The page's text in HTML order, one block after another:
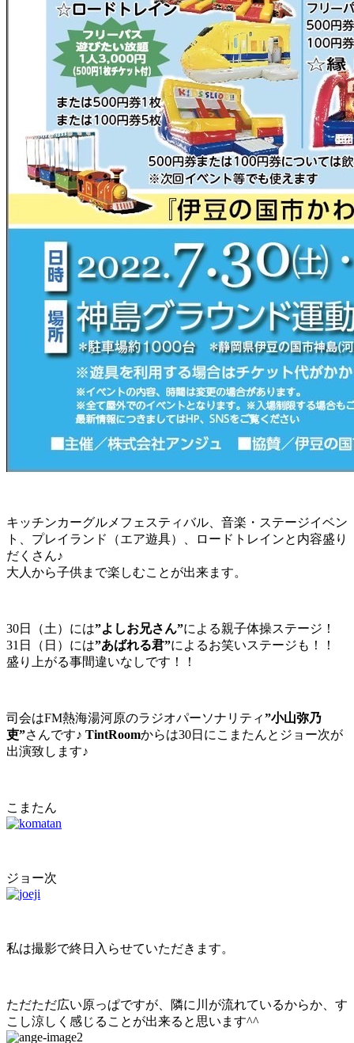
キッチンカーグルメフェスティバル、音楽・ステージイベン
ト、プレイランド（エア遊具）、ロードトレインと内容盛り
だくさん♪
大人から子供まで楽しむことが出来ます。
30日（土）には”よしお兄さん”による親子体操ステージ！
31日（日）には”あばれる君”によるお笑いステージも！！
盛り上がる事間違いなしです！！
司会はFM熱海湯河原のラジオパーソナリティ”小山弥乃
吏”さんです♪ TintRoomからは30日にこまたんとジョー次が
出演致します♪
こまたん
ジョー次
私は撮影で終日入らせていただきます。
ただただ広い原っぱですが、隣に川が流れているからか、す
こし涼しく感じることが出来ると思います^^